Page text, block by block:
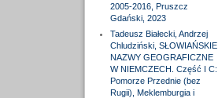
2005-2016, Pruszcz
Gdański, 2023
Tadeusz Białecki, Andrzej
Chludziński, SŁOWIAŃSKIE
NAZWY GEOGRAFICZNE
W NIEMCZECH. Część I C:
Pomorze Przednie (bez
Rugii), Meklemburgia i